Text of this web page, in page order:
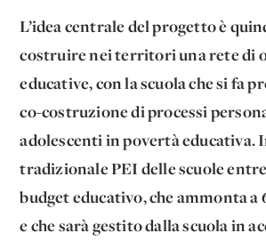
L’idea centrale del progetto è
costruire nei territori una rete di
educative, con la scuola che si fa
co-costruzione di processi
adolescenti in povertà educativa.
tradizionale PEI delle scuole
budget educativo, che ammonta a
e che sarà gestito dalla scuola in